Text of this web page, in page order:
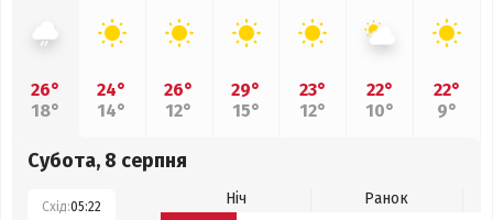
26°
18°
24°
14°
26°
12°
29°
15°
23°
12°
22°
10°
22°
9°
Субота, 8 серпня
Схід:05:22 Ніч
Ранок